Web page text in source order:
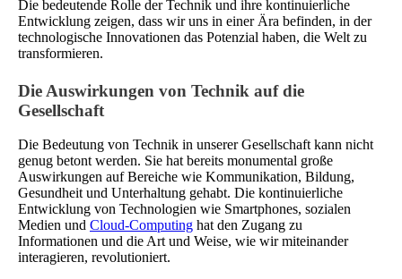
Die bedeutende Rolle der Technik und ihre kontinuierliche
Entwicklung zeigen, dass wir uns in einer Ära befinden, in der
technologische Innovationen das Potenzial haben, die Welt zu
transformieren.
Die Auswirkungen von Technik auf die
Gesellschaft
Die Bedeutung von Technik in unserer Gesellschaft kann nicht
genug betont werden. Sie hat bereits monumental große
Auswirkungen auf Bereiche wie Kommunikation, Bildung,
Gesundheit und Unterhaltung gehabt. Die kontinuierliche
Entwicklung von Technologien wie Smartphones, sozialen
Medien und Cloud-Computing hat den Zugang zu
Informationen und die Art und Weise, wie wir miteinander
interagieren, revolutioniert.